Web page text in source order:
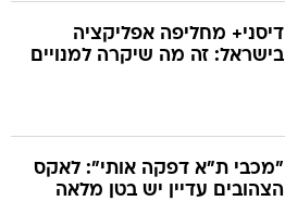
דיסני+ מחליפה אפליקציה
בישראל: זה מה שיקרה למנויים
"מכבי ת"א דפקה אותי": לאקס
הצהובים עדיין יש בטן מלאה